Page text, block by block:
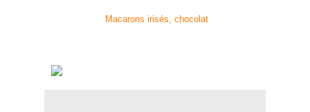
Macarons irisés, chocolat